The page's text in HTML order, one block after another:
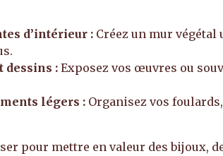
d’intérieur : Créez un mur végétal
dessins : Exposez vos œuvres ou
légers : Organisez vos
pour mettre en valeur des bijoux,